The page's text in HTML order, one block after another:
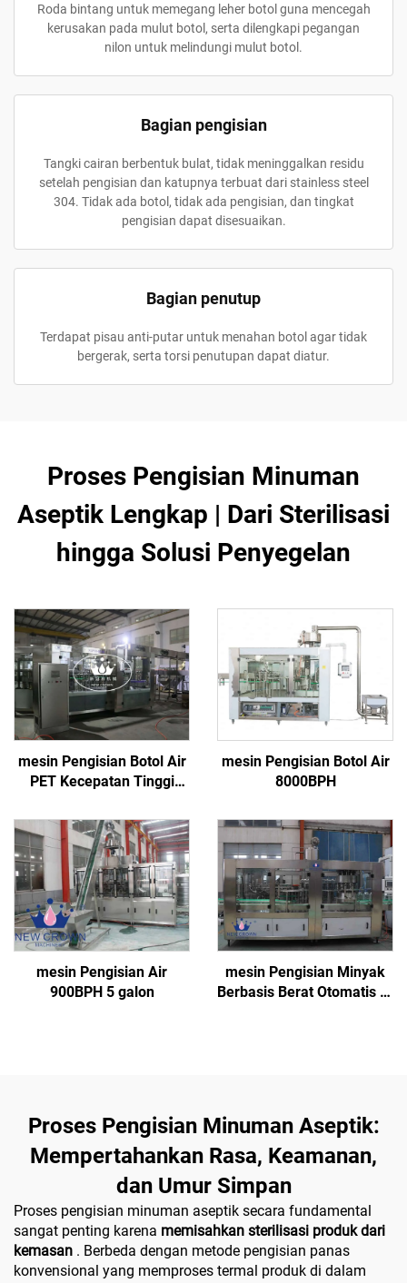
Roda bintang untuk memegang leher botol guna mencegah
kerusakan pada mulut botol, serta dilengkapi pegangan
nilon untuk melindungi mulut botol.
Bagian pengisian
Tangki cairan berbentuk bulat, tidak meninggalkan residu
setelah pengisian dan katupnya terbuat dari stainless steel
304. Tidak ada botol, tidak ada pengisian, dan tingkat
pengisian dapat disesuaikan.
Bagian penutup
Terdapat pisau anti-putar untuk menahan botol agar tidak
bergerak, serta torsi penutupan dapat diatur.
Proses Pengisian Minuman
Aseptik Lengkap | Dari Sterilisasi
hingga Solusi Penyegelan
mesin Pengisian Botol Air
PET Kecepatan Tinggi
mesin Pengisian Botol Air
8000BPH
mesin Pengisian Air
900BPH 5 galon
mesin Pengisian Minyak
Berbasis Berat Otomatis 5-
Proses Pengisian Minuman Aseptik:
Mempertahankan Rasa, Keamanan,
dan Umur Simpan
Proses pengisian minuman aseptik secara fundamental
sangat penting karena memisahkan sterilisasi produk dari
kemasan . Berbeda dengan metode pengisian panas
konvensional yang memproses termal produk di dalam